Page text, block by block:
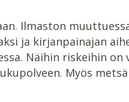
Ilmaston
ja kirjanpainajan
Näihin riskeihin on
Myös